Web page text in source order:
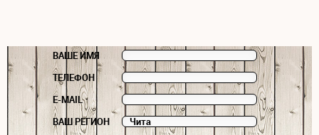
ВАШЕ ИМЯ
ТЕЛЕФОН
E-MAIL
ВАШ РЕГИОН